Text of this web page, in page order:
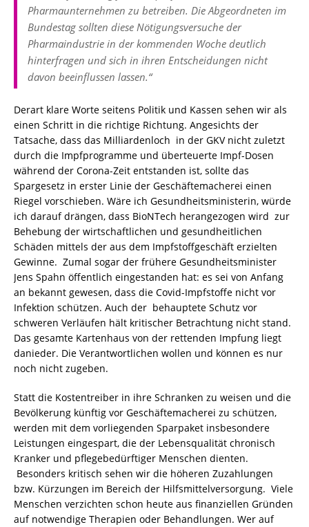
Pharmaunternehmen zu betreiben. Die Abgeordneten im
Bundestag sollten diese Nötigungsversuche der
Pharmaindustrie in der kommenden Woche deutlich
hinterfragen und sich in ihren Entscheidungen nicht
davon beeinflussen lassen.“
Derart klare Worte seitens Politik und Kassen sehen wir als
einen Schritt in die richtige Richtung. Angesichts der
Tatsache, dass das Milliardenloch in der GKV nicht zuletzt
durch die Impfprogramme und überteuerte Impf-Dosen
während der Corona-Zeit entstanden ist, sollte das
Spargesetz in erster Linie der Geschäftemacherei einen
Riegel vorschieben. Wäre ich Gesundheitsministerin, würde
ich darauf drängen, dass BioNTech herangezogen wird zur
Behebung der wirtschaftlichen und gesundheitlichen
Schäden mittels der aus dem Impfstoffgeschäft erzielten
Gewinne. Zumal sogar der frühere Gesundheitsminister
Jens Spahn öffentlich eingestanden hat: es sei von Anfang
an bekannt gewesen, dass die Covid-Impfstoffe nicht vor
Infektion schützen. Auch der behauptete Schutz vor
schweren Verläufen hält kritischer Betrachtung nicht stand.
Das gesamte Kartenhaus von der rettenden Impfung liegt
danieder. Die Verantwortlichen wollen und können es nur
noch nicht zugeben.
Statt die Kostentreiber in ihre Schranken zu weisen und die
Bevölkerung künftig vor Geschäftemacherei zu schützen,
werden mit dem vorliegenden Sparpaket insbesondere
Leistungen eingespart, die der Lebensqualität chronisch
Kranker und pflegebedürftiger Menschen dienten.
Besonders kritisch sehen wir die höheren Zuzahlungen
bzw. Kürzungen im Bereich der Hilfsmittelversorgung. Viele
Menschen verzichten schon heute aus finanziellen Gründen
auf notwendige Therapien oder Behandlungen. Wer auf